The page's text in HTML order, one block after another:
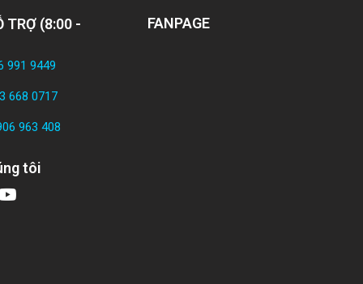
TRỢ (8:00 -
991 9449
668 0717
963 408
tôi
FANPAGE